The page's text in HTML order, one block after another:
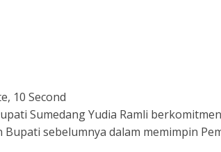
10 Second
Sumedang Yudia Ramli
sebelumnya dalam memimpin